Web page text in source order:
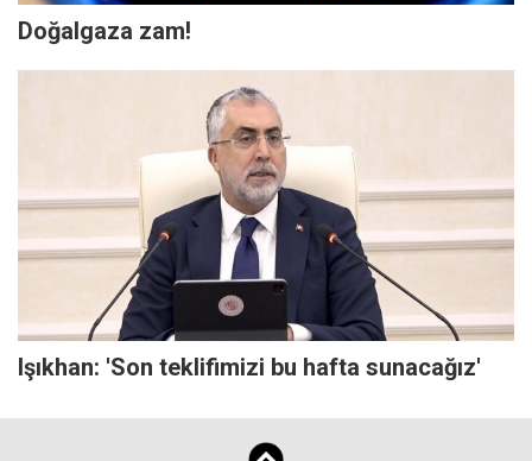
Doğalgaza zam!
Işıkhan: 'Son teklifimizi bu hafta sunacağız'